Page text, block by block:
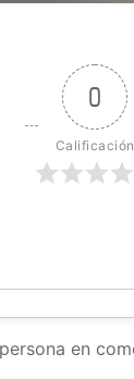
0
Calificación